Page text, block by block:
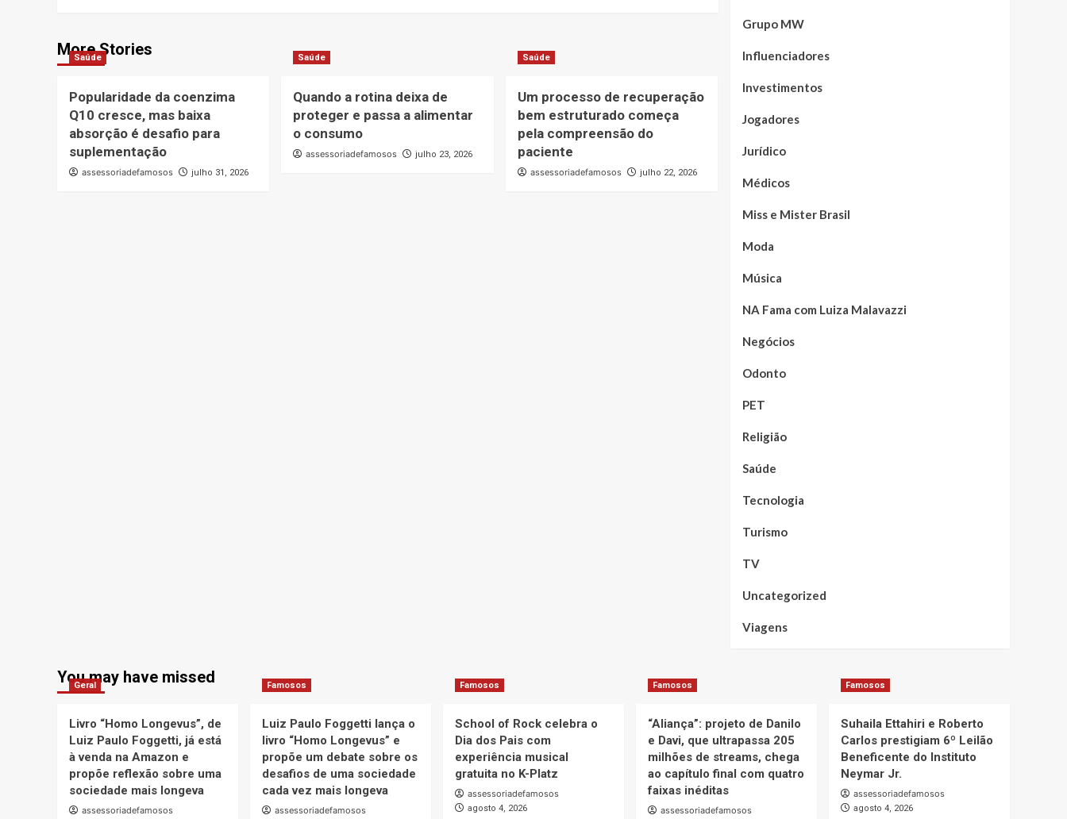
More Stories
Saúde
Popularidade da coenzima
Q10 cresce, mas baixa
absorção é desafio para
suplementação
assessoriadefamosos julho 31, 2026
Saúde
Quando a rotina deixa de
proteger e passa a alimentar
o consumo
assessoriadefamosos julho 23, 2026
Saúde
Um processo de recuperação
bem estruturado começa
pela compreensão do
paciente
assessoriadefamosos julho 22, 2026
Grupo MW
Influenciadores
Investimentos
Jogadores
Jurídico
Médicos
Miss e Mister Brasil
Moda
Música
NA Fama com Luiza Malavazzi
Negócios
Odonto
PET
Religião
Saúde
Tecnologia
Turismo
TV
Uncategorized
Viagens
You may have missed
Geral
Livro “Homo Longevus”, de
Luiz Paulo Foggetti, já está
à venda na Amazon e
propõe reflexão sobre uma
sociedade mais longeva
assessoriadefamosos
Famosos
Luiz Paulo Foggetti lança o
livro “Homo Longevus” e
propõe um debate sobre os
desafios de uma sociedade
cada vez mais longeva
assessoriadefamosos
Famosos
School of Rock celebra o
Dia dos Pais com
experiência musical
gratuita no K-Platz
assessoriadefamosos
agosto 4, 2026
Famosos
“Aliança”: projeto de Danilo
e Davi, que ultrapassa 205
milhões de streams, chega
ao capítulo final com quatro
faixas inéditas
assessoriadefamosos
Famosos
Suhaila Ettahiri e Roberto
Carlos prestigiam 6º Leilão
Beneficente do Instituto
Neymar Jr.
assessoriadefamosos
agosto 4, 2026